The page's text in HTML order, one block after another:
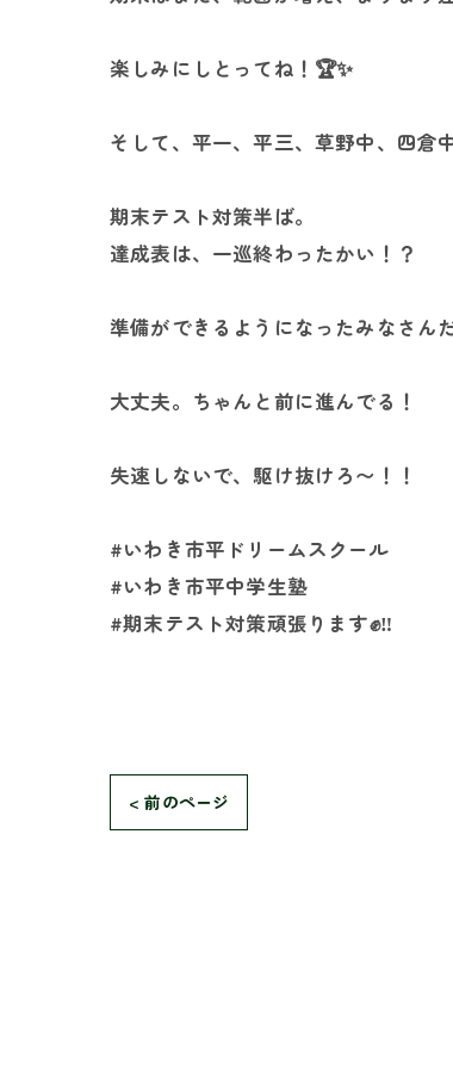
楽しみにしとってね！🏆️✨
そして、平一、平三、草野中、四倉
期末テスト対策半ば。
達成表は、一巡終わったかい！？
準備ができるようになったみなさん
大丈夫。ちゃんと前に進んでる！
失速しないで、駆け抜けろ〜！！
#いわき市平ドリームスクール
#いわき市平中学生塾
#期末テスト対策頑張ります✊‼️
< 前のページ